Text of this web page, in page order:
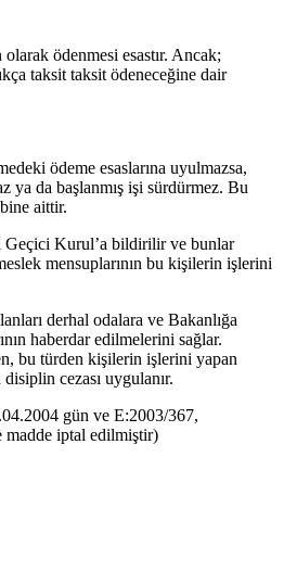
ödenmesi esastır. Ancak;
taksit taksit ödeneceğine dair
ödeme esaslarına uyulmazsa,
ya da başlanmış işi sürdürmez. Bu
aittir.
Geçici Kurul’a bildirilir ve bunlar
mensuplarının bu kişilerin işlerini
derhal odalara ve Bakanlığa
haberdar edilmelerini sağlar.
bu türden kişilerin işlerini yapan
cezası uygulanır.
gün ve E:2003/367,
madde iptal edilmiştir)